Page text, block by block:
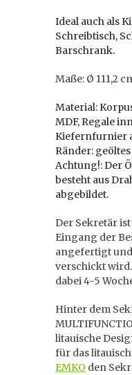
Ideal auch als
Schreibtisch,
Barschrank.
Maße: Ø 111,2
Material:
MDF, Regale
Kiefernfurnier
Ränder:
Achtung!: Der
besteht aus
abgebildet.
Der Sekretär
Eingang der
angefertigt
verschickt
dabei 4-5
Hinter dem
litauische
für das
EMKO den